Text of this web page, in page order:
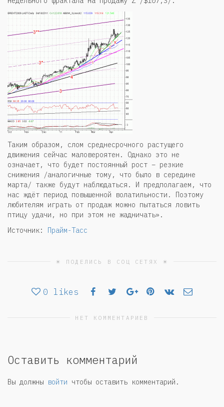
Таким образом, слом среднесрочного растущего
движения сейчас маловероятен. Однако это не
означает, что будет постоянный рост – резкие
снижения /аналогичные тому, что было в середине
марта/ также будут наблюдаться. И предполагаем, что
нас ждёт период повышенной волатильности. Поэтому
любителям играть от продаж можно пытаться ловить
птицу удачи, но при этом не жадничать».
Источник:
Прайм-Тасс
☀ ПОДЕЛИСЬ В СОЦ СЕТЯХ ☀
0 likes
НЕТ КОММЕНТАРИЕВ
Оставить комментарий
Вы должны войти чтобы оставить комментарий.